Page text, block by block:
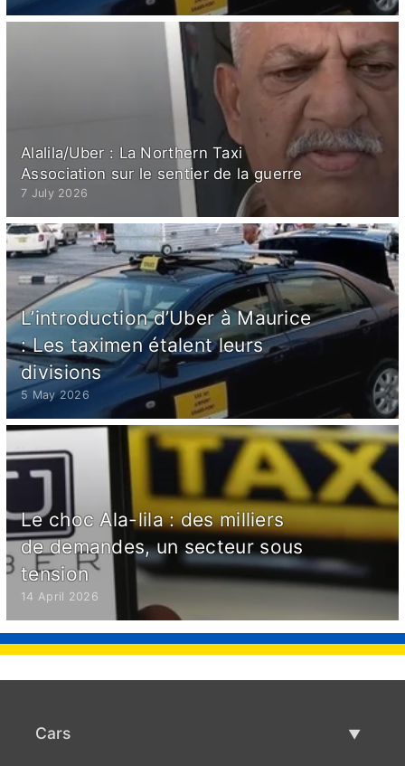
Alalila/Uber : La Northern Taxi
Association sur le sentier de la guerre
7 July 2026
L’introduction d’Uber à Maurice
: Les taximen étalent leurs
divisions
5 May 2026
Le choc Ala-lila : des milliers
de demandes, un secteur sous
tension
14 April 2026
Cars